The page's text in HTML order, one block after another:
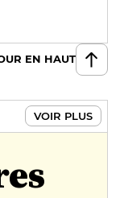
EN HAUT
VOIR PLUS